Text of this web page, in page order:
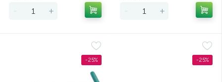
- + - +
-25% -25%